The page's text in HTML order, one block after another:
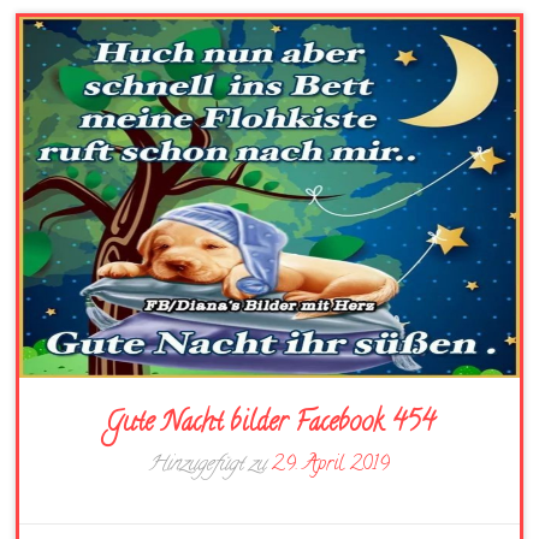
Gute Nacht bilder Facebook 454
Hinzugefügt zu29. April 2019